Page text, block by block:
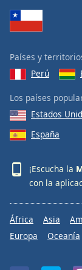
Países y
Perú
Los países
Estados
España
¡Escucha la
con la
África Asia
Europa
Oceanía